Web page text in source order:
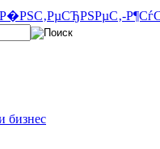
бизнес